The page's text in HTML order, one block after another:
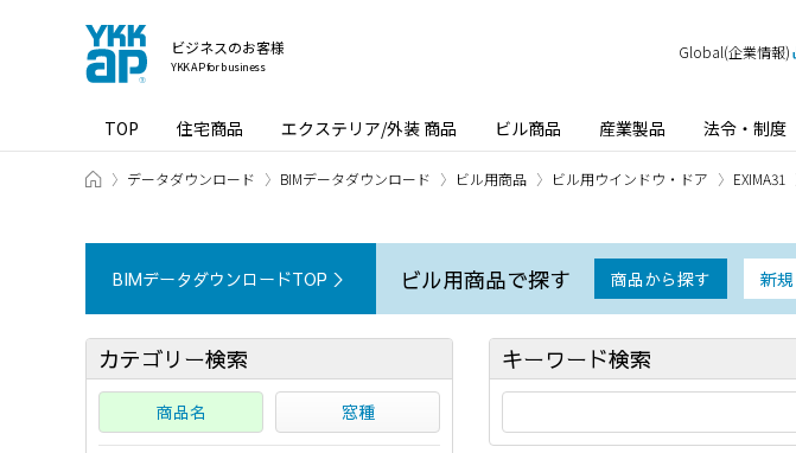
ビジネスのお客様
YKK AP for business
TOP 住宅商品 エクステリア/外装 商品 ビル商品 産業製品 法令・制度
Global(企業情報)
ホーム データダウンロード BIMデータダウンロード ビル用商品 ビル用ウインドウ・ドア EXIMA31
BIMデータダウンロードTOP ＞ ビル用商品で探す 商品から探す 新
カテゴリー検索
商品名 窓種
キーワード検索